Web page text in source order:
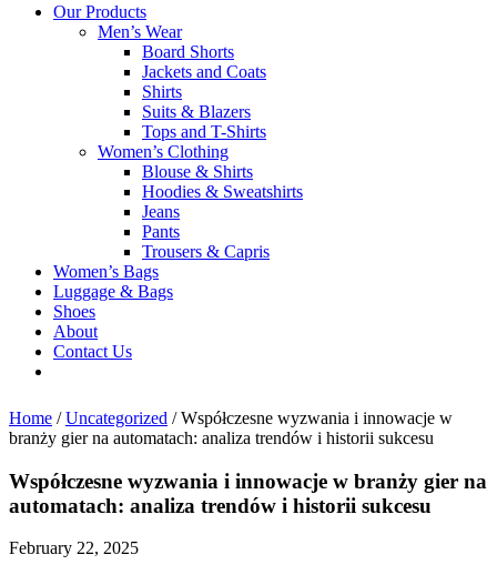
Our Products
Men’s Wear
Board Shorts
Jackets and Coats
Shirts
Suits & Blazers
Tops and T-Shirts
Women’s Clothing
Blouse & Shirts
Hoodies & Sweatshirts
Jeans
Pants
Trousers & Capris
Women’s Bags
Luggage & Bags
Shoes
About
Contact Us
Home / Uncategorized / Współczesne wyzwania i innowacje w
branży gier na automatach: analiza trendów i historii sukcesu
Współczesne wyzwania i innowacje w branży gier na
automatach: analiza trendów i historii sukcesu
February 22, 2025